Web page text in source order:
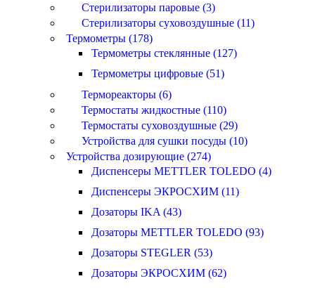
Стерилизаторы паровые (3)
Стерилизаторы суховоздушные (11)
Термометры (178)
Термометры стеклянные (127)
Термометры цифровые (51)
Термореакторы (6)
Термостаты жидкостные (110)
Термостаты суховоздушные (29)
Устройства для сушки посуды (10)
Устройства дозирующие (274)
Диспенсеры METTLER TOLEDO (4)
Диспенсеры ЭКРОСХИМ (11)
Дозаторы IKA (43)
Дозаторы METTLER TOLEDO (93)
Дозаторы STEGLER (53)
Дозаторы ЭКРОСХИМ (62)